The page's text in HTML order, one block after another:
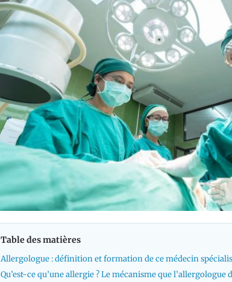
Table des matières
Allergologue : définition et formation de ce médecin
Qu’est-ce qu’une allergie ? Le mécanisme que l’allergologue